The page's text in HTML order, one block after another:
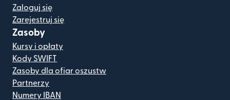
Zaloguj się
Zarejestruj się
Zasoby
Kursy i opłaty
Kody SWIFT
Zasoby dla ofiar oszustw
Partnerzy
Numery IBAN